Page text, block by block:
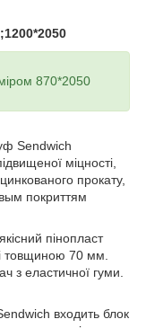
870*2050
Sendwich
міцності,
прокату,
покриттям
пінопласт
товщиною 70 мм.
з еластичної гуми.
входить блок